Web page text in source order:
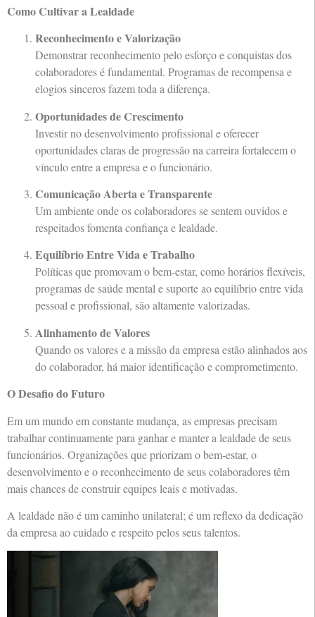
Como Cultivar a Lealdade
Reconhecimento e Valorização
Demonstrar reconhecimento pelo esforço e conquistas dos
colaboradores é fundamental. Programas de recompensa e
elogios sinceros fazem toda a diferença.
Oportunidades de Crescimento
Investir no desenvolvimento profissional e oferecer
oportunidades claras de progressão na carreira fortalecem o
vínculo entre a empresa e o funcionário.
Comunicação Aberta e Transparente
Um ambiente onde os colaboradores se sentem ouvidos e
respeitados fomenta confiança e lealdade.
Equilíbrio Entre Vida e Trabalho
Políticas que promovam o bem-estar, como horários flexíveis,
programas de saúde mental e suporte ao equilíbrio entre vida
pessoal e profissional, são altamente valorizadas.
Alinhamento de Valores
Quando os valores e a missão da empresa estão alinhados aos
do colaborador, há maior identificação e comprometimento.
O Desafio do Futuro
Em um mundo em constante mudança, as empresas precisam
trabalhar continuamente para ganhar e manter a lealdade de seus
funcionários. Organizações que priorizam o bem-estar, o
desenvolvimento e o reconhecimento de seus colaboradores têm
mais chances de construir equipes leais e motivadas.
A lealdade não é um caminho unilateral; é um reflexo da dedicação
da empresa ao cuidado e respeito pelos seus talentos.